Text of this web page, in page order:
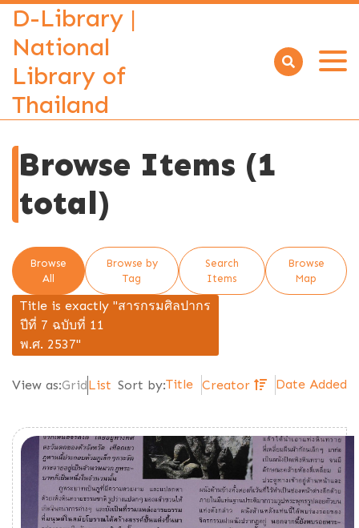
D-Library |
National
Library of
Thailand
Open
Browse Items (1
total)
Browse
All
Browse by
Tag
Search
Items
Browse
Map
Title is exactly "สารกรมศิลปากร
ปีที่ 7 ฉบับที่ 11
พ.ศ. 2537"
View as:GridList Sort by:Title Creator Date Added